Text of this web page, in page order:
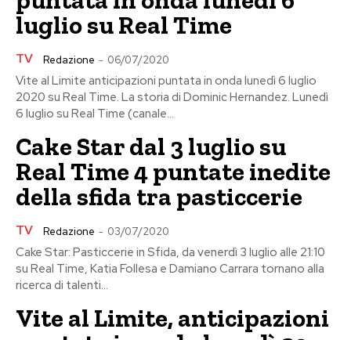
luglio su Real Time
TV Redazione - 06/07/2020
Vite al Limite anticipazioni puntata in onda lunedì 6 luglio
2020 su Real Time. La storia di Dominic Hernandez. Lunedì
6 luglio su Real Time (canale...
Cake Star dal 3 luglio su
Real Time 4 puntate inedite
della sfida tra pasticcerie
TV Redazione - 03/07/2020
Cake Star: Pasticcerie in Sfida, da venerdì 3 luglio alle 21:10
su Real Time, Katia Follesa e Damiano Carrara tornano alla
ricerca di talenti...
Vite al Limite, anticipazioni